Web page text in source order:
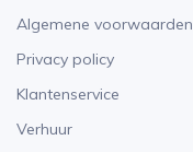
Algemene voorwaarden
Privacy policy
Klantenservice
Verhuur